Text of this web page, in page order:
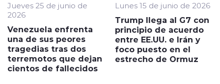
Jueves 25 de junio de
2026
Venezuela enfrenta
una de sus peores
tragedias tras dos
terremotos que dejan
cientos de fallecidos
Lunes 15 de junio de 2026
Trump llega al G7 con
principio de acuerdo
entre EE.UU. e Irán y
foco puesto en el
estrecho de Ormuz